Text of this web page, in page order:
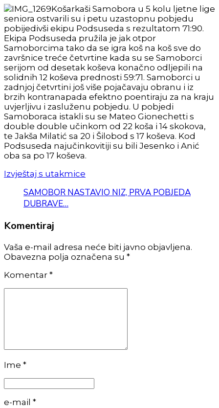
Košarkaši Samobora u 5 kolu ljetne lige
seniora ostvarili su i petu uzastopnu pobjedu
pobijedivši ekipu Podsuseda s rezultatom 71:90.
Ekipa Podsuseda pružila je jak otpor
Samoborcima tako da se igra koš na koš sve do
završnice treće četvrtine kada su se Samoborci
serijom od desetak koševa konačno odljepili na
solidnih 12 koševa prednosti 59:71. Samoborci u
zadnjoj četvrtini još više pojačavaju obranu i iz
brzih kontranapada efektno poentiraju za na kraju
uvjerljivu i zasluženu pobjedu. U pobjedi
Samoboraca istakli su se Mateo Gionechetti s
double double učinkom od 22 koša i 14 skokova,
te Jakša Milatić sa 20 i Šilobod s 17 koševa. Kod
Podsuseda najučinkovitiji su bili Jesenko i Anić
oba sa po 17 koševa.
Izvještaj s utakmice
SAMOBOR NASTAVIO NIZ, PRVA POBJEDA
DUBRAVE…
Komentiraj
Vaša e-mail adresa neće biti javno objavljena.
Obavezna polja označena su *
Komentar *
Ime *
e-mail *